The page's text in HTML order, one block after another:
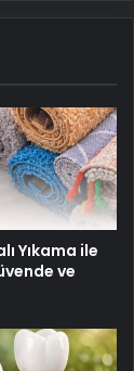
Yıkama ile
ve